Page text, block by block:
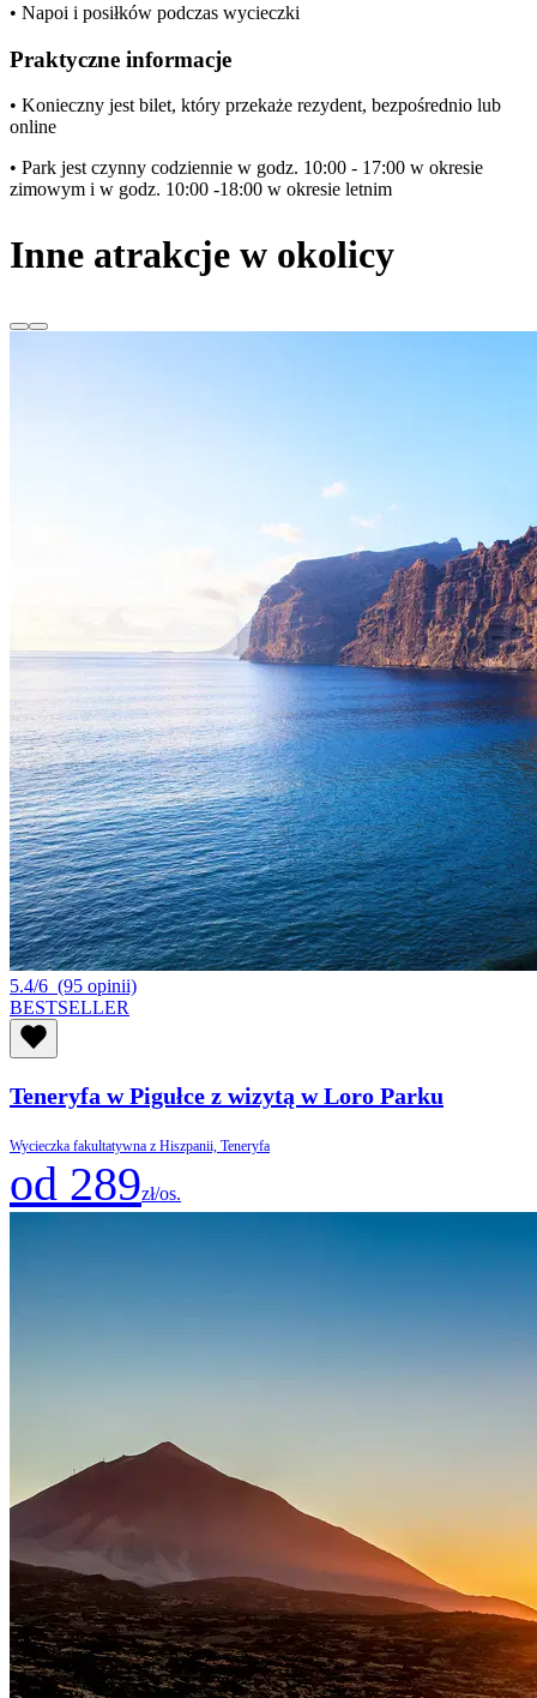
• Napoi i posiłków podczas wycieczki
Praktyczne informacje
• Konieczny jest bilet, który przekaże rezydent, bezpośrednio lub
online
• Park jest czynny codziennie w godz. 10:00 - 17:00 w okresie
zimowym i w godz. 10:00 -18:00 w okresie letnim
Inne atrakcje w okolicy
5.4/6 (95 opinii)
BESTSELLER
Teneryfa w Pigułce z wizytą w Loro Parku
Wycieczka fakultatywna z Hiszpanii, Teneryfa
od 289zł/os.